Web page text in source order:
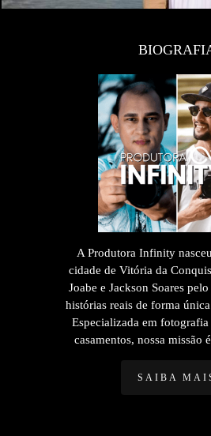
A Produtora Infinity
cidade de Vitória da
Joabe e Jackson Soares
histórias reais de forma
Especializada em
casamentos, nossa missão
SAIBA